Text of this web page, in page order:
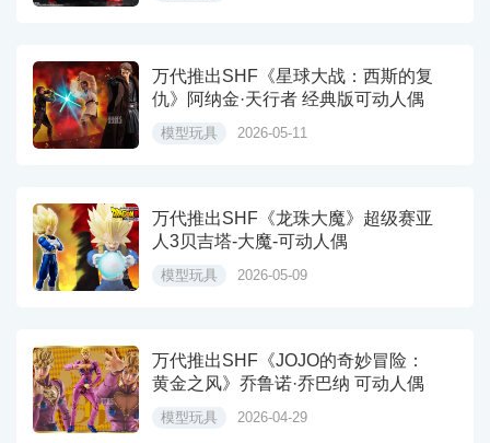
万代推出SHF《星球大战：西斯的复
仇》阿纳金·天行者 经典版可动人偶
模型玩具 2026-05-11
万代推出SHF《龙珠大魔》超级赛亚
人3贝吉塔-大魔-可动人偶
模型玩具 2026-05-09
万代推出SHF《JOJO的奇妙冒险：
黄金之风》乔鲁诺·乔巴纳 可动人偶
模型玩具 2026-04-29